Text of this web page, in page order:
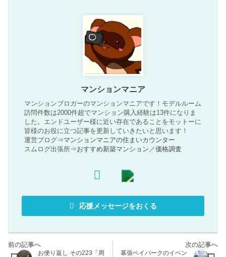
マンションマニア
マンションブロガーのマンションマニアです！モデルルーム
訪問件数は2000件超でマンション購入経験は13件になりま
した。エンドユーザー様に近い存在であることをモットーに
皆様のお役に立つ記事を更新していきたいと思います！
運営ブログ⇒マンションマニアの住まいカウンター
スムログ出張所⇒おすすめ新築マンション ／価格調査
応援メッセージをおくる
お便り返し その223「周
幕張ベイパークのイベン